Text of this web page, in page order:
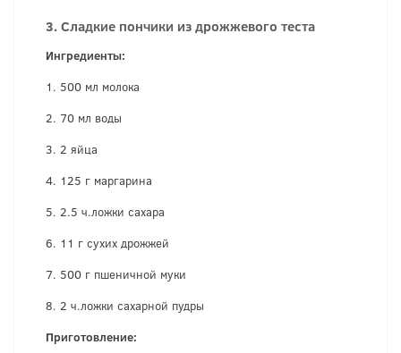
3. Сладкие пончики из дрожжевого теста
Ингредиенты:
1. 500 мл молока
2. 70 мл воды
3. 2 яйца
4. 125 г маргарина
5. 2.5 ч.ложки сахара
6. 11 г сухих дрожжей
7. 500 г пшеничной муки
8. 2 ч.ложки сахарной пудры
Приготовление: